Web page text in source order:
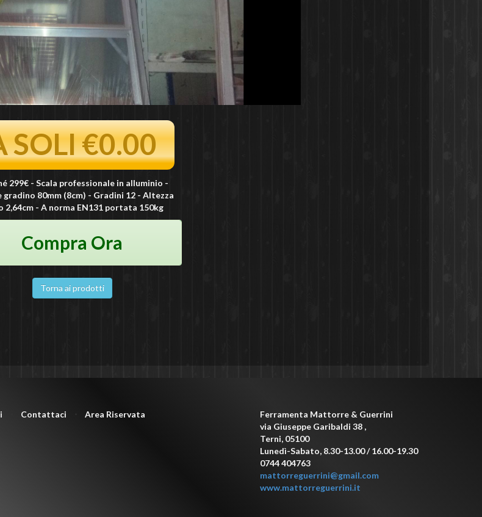
SOLI €0.00
299€ - Scala professionale in alluminio -
gradino 80mm (8cm) - Gradini 12 - Altezza
2,64cm - A norma EN131 portata 150kg
Compra Ora
Torna ai prodotti
Contattaci Area Riservata
Ferramenta Mattorre & Guerrini
via Giuseppe Garibaldi 38 ,
Terni, 05100
Lunedì-Sabato, 8.30-13.00 / 16.00-19.30
0744 404763
mattorreguerrini@gmail.com
www.mattorreguerrini.it